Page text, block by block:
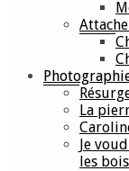
La
Je
les bois